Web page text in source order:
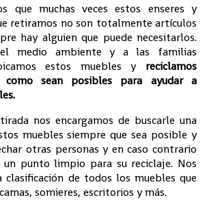
que muchas veces estos enseres y
retiramos no son totalmente artículos
hay alguien que puede necesitarlos.
el medio ambiente y a las familias
estos muebles y reciclamos
sean posibles para ayudar a
nos encargamos de buscarle una
muebles siempre que sea posible y
otras personas y en caso contrario
punto limpio para su reciclaje. Nos
clasificación de todos los muebles que
somieres, escritorios y más.